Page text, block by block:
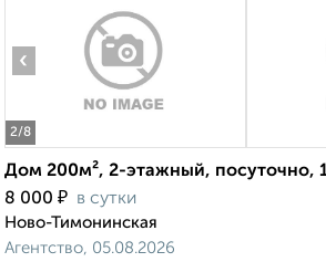
2/8
‹
Дом 200м², 2-этажный, посуточно,
8 000 ₽ в сутки
Ново-Тимонинская
Агентство, 05.08.2026